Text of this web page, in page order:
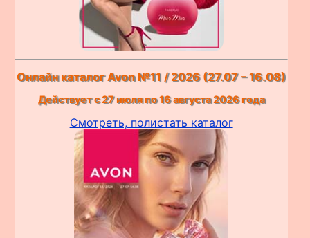
Онлайн каталог Avon №11 / 2026 (27.07 – 16.08)
Действует с 27 июля по 16 августа 2026 года
Смотреть, полистать каталог